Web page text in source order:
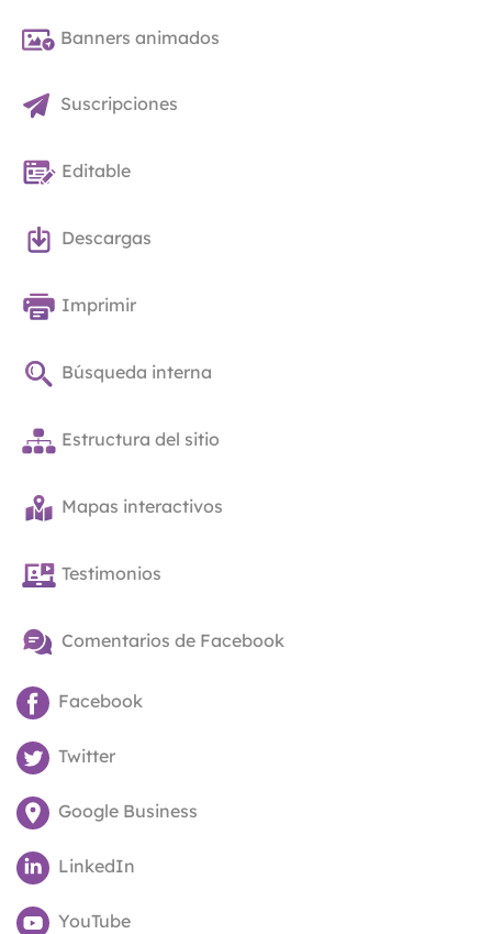
Banners animados
Suscripciones
Editable
Descargas
Imprimir
Búsqueda interna
Estructura del sitio
Mapas interactivos
Testimonios
Comentarios de Facebook
Facebook
Twitter
Google Business
LinkedIn
YouTube